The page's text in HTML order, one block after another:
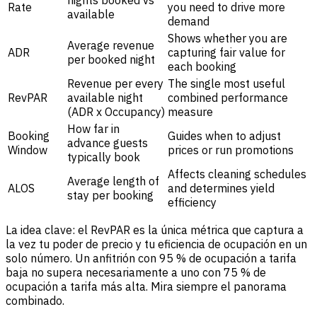
Rate
available
you need to drive more
demand
ADR
Average revenue
per booked night
Shows whether you are
capturing fair value for
each booking
RevPAR
Revenue per every
available night
(ADR x Occupancy)
The single most useful
combined performance
measure
Booking
Window
How far in
advance guests
typically book
Guides when to adjust
prices or run promotions
ALOS
Average length of
stay per booking
Affects cleaning schedules
and determines yield
efficiency
La idea clave: el RevPAR es la única métrica que captura a
la vez tu poder de precio y tu eficiencia de ocupación en un
solo número. Un anfitrión con 95 % de ocupación a tarifa
baja no supera necesariamente a uno con 75 % de
ocupación a tarifa más alta. Mira siempre el panorama
combinado.